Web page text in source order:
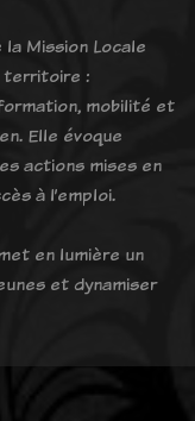
Mission Locale
territoire :
mobilité et
Elle évoque
actions mises en
à l’emploi.
en lumière un
et dynamiser